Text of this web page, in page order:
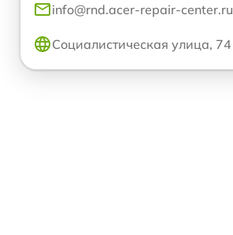
info@rnd.acer-repair-center.ru
Социалистическая улица, 74